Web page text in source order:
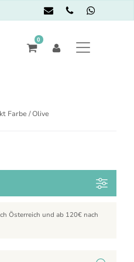
0
Farbe / Olive
Österreich und ab 120€ nach